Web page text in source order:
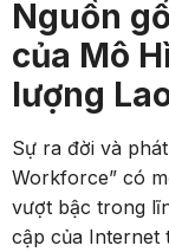
Nguồn
của Mô
lượng
Sự ra đời và
Workforce” có
vượt bậc trong
cập của Internet